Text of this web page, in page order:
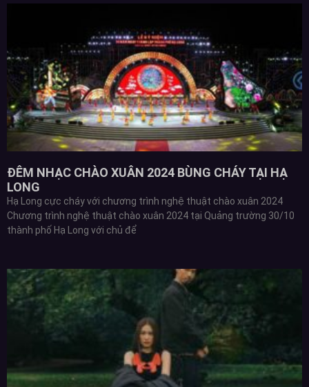
ĐÊM NHẠC CHÀO XUÂN 2024 BÙNG CHÁY TẠI HẠ
LONG
Hạ Long cực cháy với chương trình nghệ thuật chào xuân 2024
Chương trình nghệ thuật chào xuân 2024 tại Quảng trường 30/10
thành phố Hạ Long với chủ để